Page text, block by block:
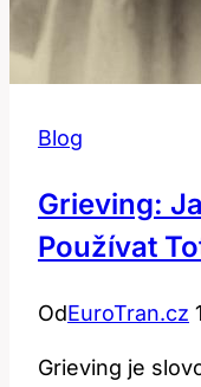
Blog
Grieving:
Používat
OdEuroTran.cz
Grieving je